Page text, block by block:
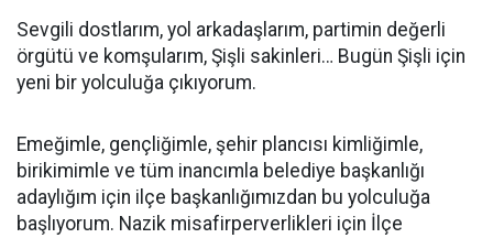
Sevgili dostlarım, yol arkadaşlarım, partimin değerli
örgütü ve komşularım, Şişli sakinleri… Bugün Şişli için
yeni bir yolculuğa çıkıyorum.
Emeğimle, gençliğimle, şehir plancısı kimliğimle,
birikimimle ve tüm inancımla belediye başkanlığı
adaylığım için ilçe başkanlığımızdan bu yolculuğa
başlıyorum. Nazik misafirperverlikleri için İlçe